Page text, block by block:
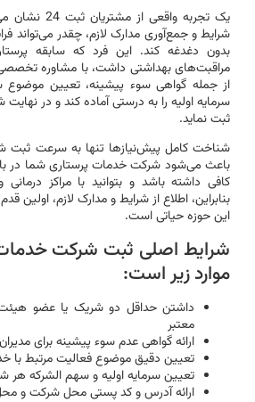
یک تجربه
شرایط و جمع‌آوری مدارک لازم، چقدر می‌تواند
بدون دغدغه کند. این فرد که سابقه
مراقبت‌های بهداشتی داشت، با مشاوره
از جمله گواهی سوء پیشینه، تعیین
سرمایه اولیه را به درستی آماده کند و در
ثبت نماید.
شناخت کامل پیش‌نیازها تنها به سرعت ثبت
باعث می‌شود شرکت خدمات پرستاری شما در
کافی داشته باشد و بتوانید با مراکز
بنابراین، اطلاع از شرایط و مدارک لازم، اولین
این حوزه حیاتی است.
شرایط اصلی ثبت شرکت
موارد زیر است:
داشتن حداقل دو شریک یا عضو هیئت
معتبر
ارائه گواهی عدم سوء پیشینه برای
تعیین دقیق موضوع فعالیت مرتبط با
تعیین سرمایه اولیه و سهم الشرکه هر
ارائه آدرس و کد پستی محل شرکت و